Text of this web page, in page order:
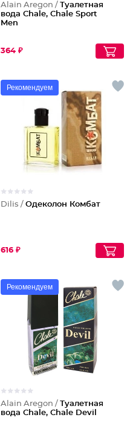
Alain Aregon / Туалетная
вода Chale, Chale Sport
Men
364 ₽
Рекомендуем
Dilis / Одеколон Комбат
616 ₽
Рекомендуем
Alain Aregon / Туалетная
вода Chale, Chale Devil